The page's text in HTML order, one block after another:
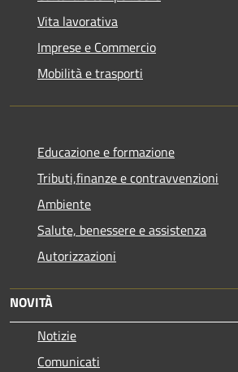
Vita lavorativa
Imprese e Commercio
Mobilità e trasporti
Educazione e formazione
Tributi,finanze e contravvenzioni
Ambiente
Salute, benessere e assistenza
Autorizzazioni
NOVITÀ
Notizie
Comunicati